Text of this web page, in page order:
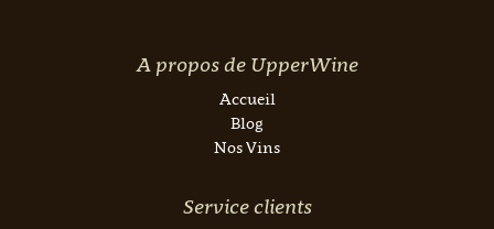
A propos de UpperWine
Accueil
Blog
Nos Vins
Service clients